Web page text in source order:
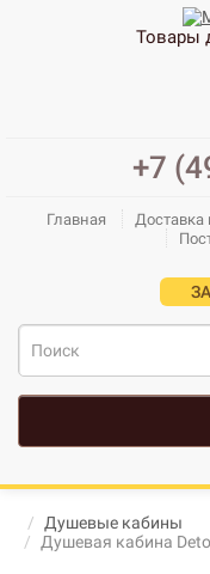
Товары
+7
Главная Доставка
Душевые кабины
Душевая кабина